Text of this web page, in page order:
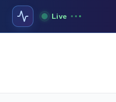
Live